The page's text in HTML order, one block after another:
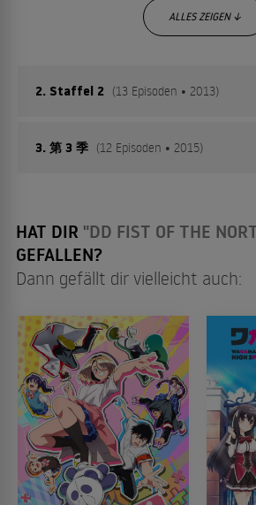
ALLES ZEIGEN ↓
2. Staffel 2 (13 Episoden • 2013)
An der Schule der Jahrhundertwende
Märchen von Momotaro.
Ich hab eine kleine
Kenshiro ist auf der Suche nach der
aber leider erst mal eine Schule aus
Exhibitionisten Kuroshin befreien.
02
Drei Brüder (aber keine
des Uhrenturms
Ein Kenshiro kommt selten allein
beiden großen Brüder Raoh und Toki
wenn es an der Schule nur noch
3. 第 3 季 (12 Episoden • 2015)
01 Episode 1
03 Episode 3
04 Episode 4
05 Episode 5
HAT DIR "DD FIST OF THE
GEFALLEN?
Dann gefällt dir vielleicht auch: